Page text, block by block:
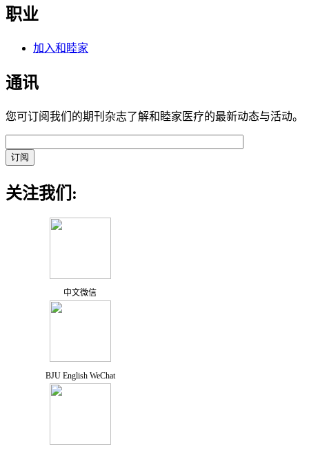
职业
加入和睦家
通讯
您可订阅我们的期刊杂志了解和睦家医疗的最新动态与活动。
关注我们:
中文微信
BJU English WeChat